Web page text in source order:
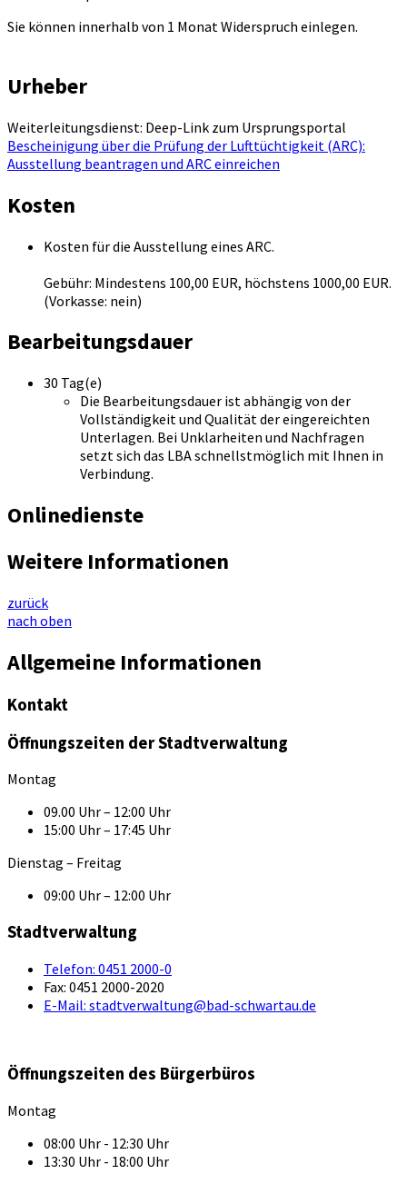
Sie können innerhalb von 1 Monat Widerspruch einlegen.
Urheber
Weiterleitungsdienst: Deep-Link zum Ursprungsportal
Bescheinigung über die Prüfung der Lufttüchtigkeit (ARC):
Ausstellung beantragen und ARC einreichen
Kosten
Kosten für die Ausstellung eines ARC.
Gebühr: Mindestens 100,00 EUR, höchstens 1000,00 EUR.
(Vorkasse: nein)
Bearbeitungsdauer
30 Tag(e)
Die Bearbeitungsdauer ist abhängig von der
Vollständigkeit und Qualität der eingereichten
Unterlagen. Bei Unklarheiten und Nachfragen
setzt sich das LBA schnellstmöglich mit Ihnen in
Verbindung.
Onlinedienste
Weitere Informationen
zurück
nach oben
Allgemeine Informationen
Kontakt
Öffnungszeiten der Stadtverwaltung
Montag
09.00 Uhr – 12:00 Uhr
15:00 Uhr – 17:45 Uhr
Dienstag – Freitag
09:00 Uhr – 12:00 Uhr
Stadtverwaltung
Telefon: 0451 2000-0
Fax: 0451 2000-2020
E-Mail: stadtverwaltung@bad-schwartau.de
Öffnungszeiten des Bürgerbüros
Montag
08:00 Uhr - 12:30 Uhr
13:30 Uhr - 18:00 Uhr